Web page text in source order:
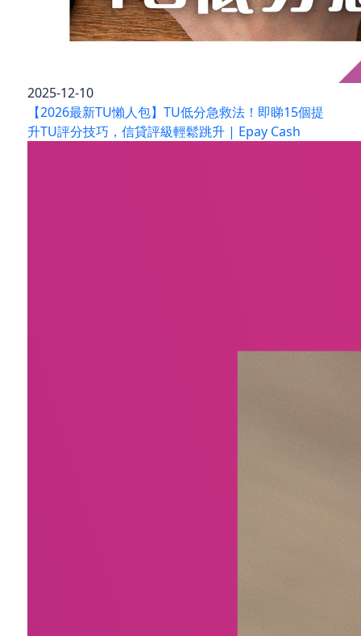
2025-12-10
【2026最新TU懶人包】TU低分急救法！即睇15個提
升TU評分技巧，信貸評級輕鬆跳升 | Epay Cash